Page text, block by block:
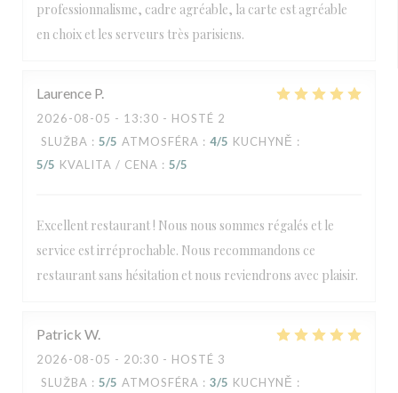
professionnalisme, cadre agréable, la carte est agréable
en choix et les serveurs très parisiens.
Laurence P
2026-08-05 - 13:30 - HOSTÉ 2
SLUŽBA : 5/5 ATMOSFÉRA : 4/5 KUCHYNĚ :
5/5 KVALITA / CENA : 5/5
Excellent restaurant ! Nous nous sommes régalés et le
service est irréprochable. Nous recommandons ce
restaurant sans hésitation et nous reviendrons avec plaisir.
Patrick W
2026-08-05 - 20:30 - HOSTÉ 3
SLUŽBA : 5/5 ATMOSFÉRA : 3/5 KUCHYNĚ :